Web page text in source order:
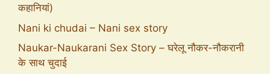
कहानियां)
Nani ki chudai – Nani sex story
Naukar-Naukarani Sex Story – घरेलू नौकर-नौकरानी
के साथ चुदाई